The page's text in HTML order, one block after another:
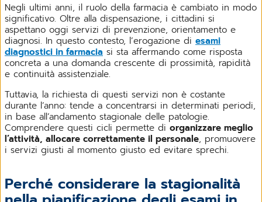
Negli ultimi anni, il ruolo della farmacia è cambiato in modo
significativo. Oltre alla dispensazione, i cittadini si
aspettano oggi servizi di prevenzione, orientamento e
diagnosi. In questo contesto, l’erogazione di esami
diagnostici in farmacia si sta affermando come risposta
concreta a una domanda crescente di prossimità, rapidità
e continuità assistenziale.
Tuttavia, la richiesta di questi servizi non è costante
durante l’anno: tende a concentrarsi in determinati periodi,
in base all’andamento stagionale delle patologie.
Comprendere questi cicli permette di organizzare meglio
l’attività, allocare correttamente il personale, promuovere
i servizi giusti al momento giusto ed evitare sprechi.
Perché considerare la stagionalità